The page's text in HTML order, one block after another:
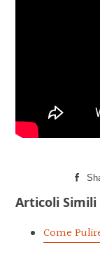
Articoli Simili
Come